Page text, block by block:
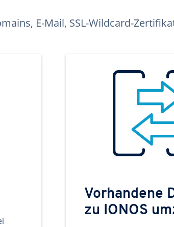
E-Mail, SSL-Wildcard-
Vorhandene
zu IONOS